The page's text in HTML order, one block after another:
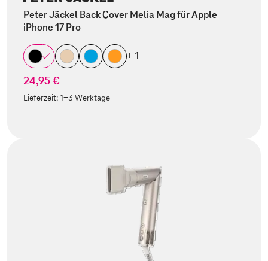
Peter Jäckel Back Cover Melia Mag für Apple
iPhone 17 Pro
+ 1
24,95 €
Lieferzeit:1-3 Werktage